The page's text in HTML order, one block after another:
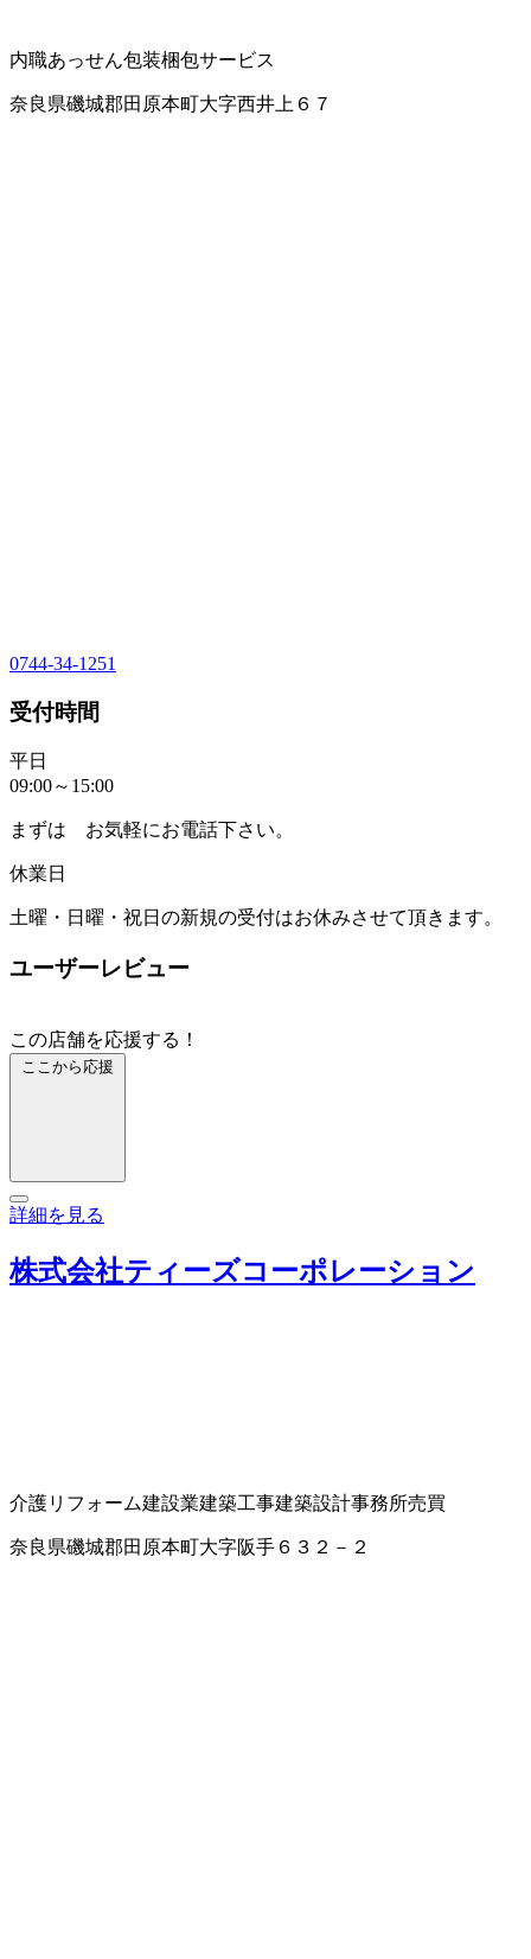
内職あっせん包装梱包サービス
奈良県磯城郡田原本町大字西井上６７
0744-34-1251
受付時間
平日
09:00～15:00
まずは お気軽にお電話下さい。
休業日
土曜・日曜・祝日の新規の受付はお休みさせて頂きます。
ユーザーレビュー
この店舗を応援する！
ここから応援
詳細を見る
株式会社ティーズコーポレーション
介護リフォーム建設業建築工事建築設計事務所売買
奈良県磯城郡田原本町大字阪手６３２－２